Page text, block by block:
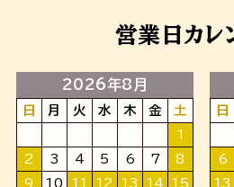
営業日カレ
2026年8月
日 月 火 水 木 金
土
1
2
3 4 5 6 7
8
9
10 11 12 13 14
15
日
6
13